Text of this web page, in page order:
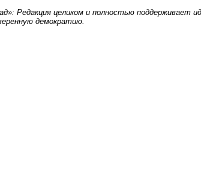
Редакция целиком и полностью поддерживает
демократию.